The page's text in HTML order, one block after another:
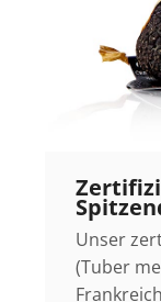
Unser
(Tuber